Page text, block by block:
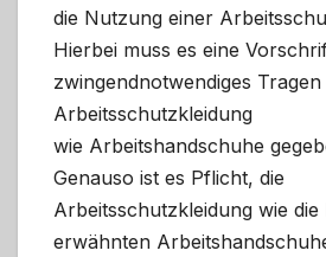
die Nutzung einer
Hierbei muss es eine
zwingendnotwendiges
Arbeitsschutzkleidung
wie Arbeitshandschuhe
Genauso ist es Pflicht, die
Arbeitsschutzkleidung wie die
erwähnten